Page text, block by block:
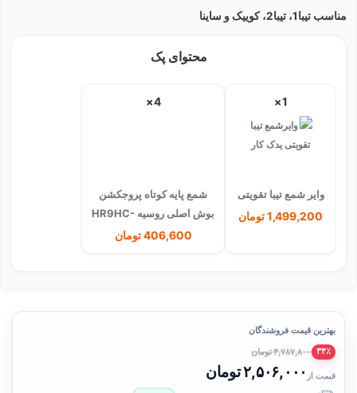
مناسب تیبا1، تیبا2، کوییک و ساینا
محتوای پک
1×
وایر شمع تیبا تقویتی
1,499,200 تومان
4×
شمع پایه کوتاه پروجکشن
بوش اصلی روسیه HR9HC-
7981
406,600 تومان
بهترین قیمت فروشندگان
۳۴٪ ۳,۷۸۷,۸۰۰ تومان
قیمت از ۲,۵۰۶,۰۰۰ تومان